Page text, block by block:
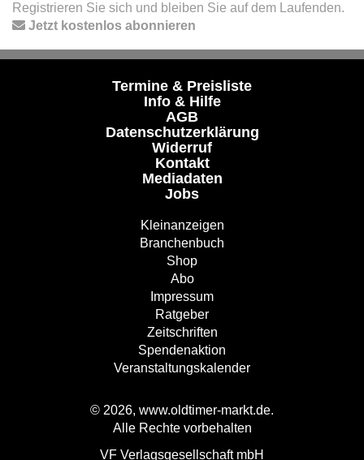
Registrieren Sie sich und bleiben Sie auf dem Laufenden.
Jetzt kostenlos abonnieren
Termine & Preisliste
Info & Hilfe
AGB
Datenschutzerklärung
Widerruf
Kontakt
Mediadaten
Jobs
Kleinanzeigen
Branchenbuch
Shop
Abo
Impressum
Ratgeber
Zeitschriften
Spendenaktion
Veranstaltungskalender
© 2026, www.oldtimer-markt.de.
Alle Rechte vorbehalten
VF Verlagsgesellschaft mbH